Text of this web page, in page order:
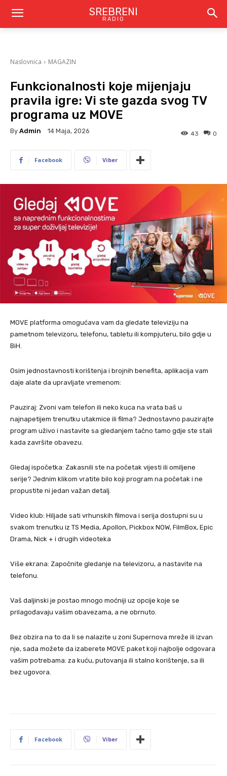
SREBRENI
RADIO
Naslovnica MAGAZIN
Funkcionalnosti koje mijenjaju
pravila igre: Vi ste gazda svog TV
programa uz MOVE
By Admin 14 Maja, 2026 0
43
Facebook Viber
MOVE platforma omogućava vam da gledate televiziju na
pametnom televizoru, telefonu, tabletu ili kompjuteru, bilo gdje u
BiH.
Osim jednostavnosti korištenja i brojnih benefita, aplikacija vam
daje alate da upravljate vremenom:
Pauziraj: Zvoni vam telefon ili neko kuca na vrata baš u
najnapetijem trenutku utakmice ili filma? Jednostavno pauzirajte
program uživo i nastavite sa gledanjem tačno tamo gdje ste stali
kada završite obavezu.
Gledaj ispočetka: Zakasnili ste na početak vijesti ili omiljene
serije? Jednim klikom vratite bilo koji program na početak i ne
propustite ni jedan važan detalj.
Video klub: Hiljade sati vrhunskih filmova i serija dostupni su u
svakom trenutku iz TS Media, Apollon, Pickbox NOW, FilmBox, Epic
Drama, Nick + i drugih videoteka
Više ekrana: Započnite gledanje na televizoru, a nastavite na
telefonu.
Vaš daljinski je postao mnogo moćniji uz opcije koje se
prilagođavaju vašim obavezama, a ne obrnuto.
Bez obzira na to da li se nalazite u zoni Supernova mreže ili izvan
nje, sada možete da izaberete MOVE paket koji najbolje odgovara
vašim potrebama: za kuću, putovanja ili stalno korištenje, sa ili
bez ugovora.
Facebook Viber